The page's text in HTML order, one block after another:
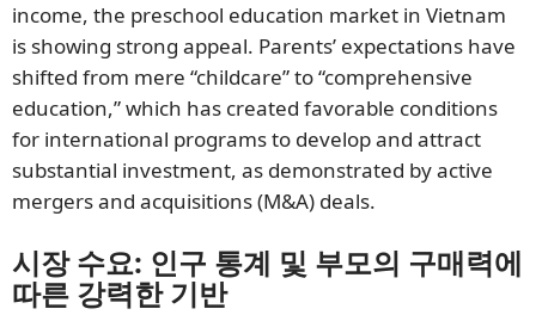
income, the preschool education market in Vietnam
is showing strong appeal. Parents’ expectations have
shifted from mere “childcare” to “comprehensive
education,” which has created favorable conditions
for international programs to develop and attract
substantial investment, as demonstrated by active
mergers and acquisitions (M&A) deals.
시장 수요: 인구 통계 및 부모의 구매력에
따른 강력한 기반